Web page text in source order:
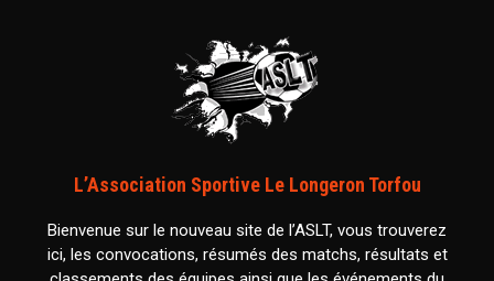
L’Association Sportive Le Longeron Torfou
Bienvenue sur le nouveau site de l’ASLT, vous trouverez
ici, les convocations, résumés des matchs, résultats et